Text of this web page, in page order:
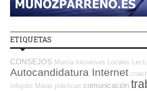
ETIQUETAS
CONSEJOS Murcia Iniciativas Locales
Autocandidatura Internet
Infojobs Malas prácticas comunicación